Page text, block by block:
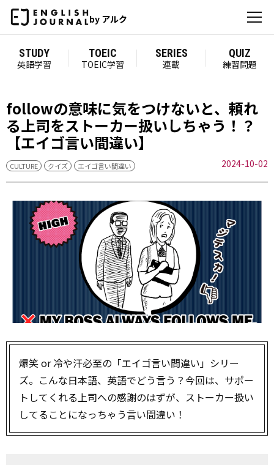
by アルク
STUDY
英語学習
TOEIC
TOEIC学習
SERIES
連載
QUIZ
練習問題
followの意味に気をつけないと、頼れ
る上司をストーカー扱いしちゃう！？
【エイゴ言い間違い】
CULTURE クイズ エイゴ言い間違い 2024-10-02
爆笑 or 冷や汗必至の「エイゴ言い間違い」シリー
ズ。こんな日本語、英語でどう言う？今回は、サポー
トしてくれる上司への感謝のはずが、ストーカー扱い
してることになっちゃう言い間違い！